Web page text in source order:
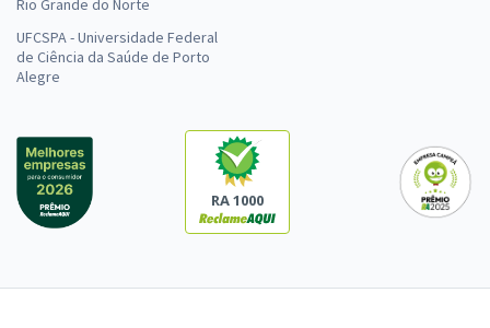
UFCSPA - Universidade Federal
de Ciência da Saúde de Porto
Alegre
RA 1000